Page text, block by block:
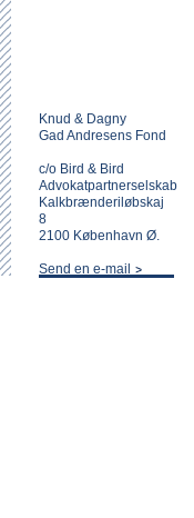
Knud & Dagny
Gad Andresens Fond
c/o Bird & Bird
Advokatpartnerselskab
Kalkbrænderiløbskaj
8
2100 København Ø.
Send en e-mail